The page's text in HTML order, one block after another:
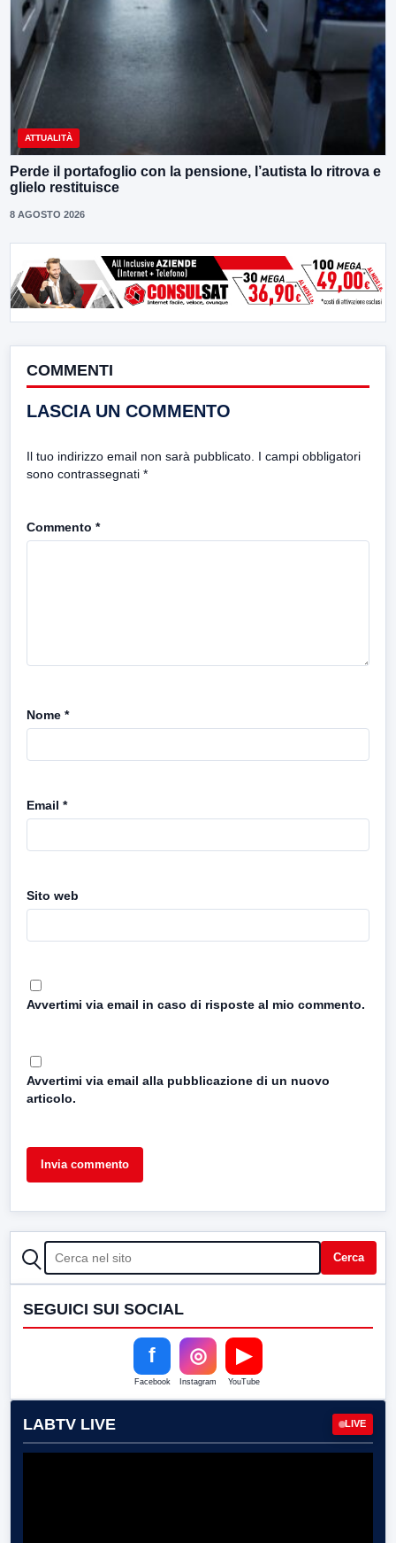
ATTUALITÀ
Perde il portafoglio con la pensione, l’autista lo ritrova e
glielo restituisce
8 AGOSTO 2026
COMMENTI
LASCIA UN COMMENTO
Il tuo indirizzo email non sarà pubblicato. I campi obbligatori
sono contrassegnati *
Commento *
Nome *
Email *
Sito web
Avvertimi via email in caso di risposte al mio commento.
Avvertimi via email alla pubblicazione di un nuovo
articolo.
CERCA Cerca
SEGUICI SUI SOCIAL
f
Facebook
◎
Instagram
▶
YouTube
LABTV LIVE LIVE